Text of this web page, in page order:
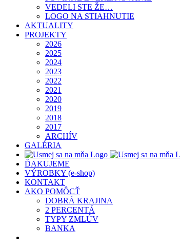
VEDELI STE ŽE…
LOGO NA STIAHNUTIE
AKTUALITY
PROJEKTY
2026
2025
2024
2023
2022
2021
2020
2019
2018
2017
ARCHÍV
GALÉRIA
ĎAKUJEME
VÝROBKY (e-shop)
KONTAKT
AKO POMÔCŤ
DOBRÁ KRAJINA
2 PERCENTÁ
TYPY ZMLÚV
BANKA